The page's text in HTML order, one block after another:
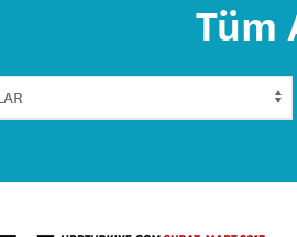
Tüm